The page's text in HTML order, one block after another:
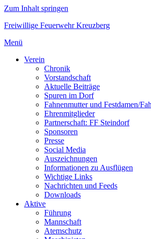
Zum Inhalt springen
Freiwillige Feuerwehr Kreuzberg
Menü
Verein
Chronik
Vorstandschaft
Aktuelle Beiträge
Spuren im Dorf
Fahnenmutter und Festdamen/
Ehrenmitglieder
Partnerschaft: FF Steindorf
Sponsoren
Presse
Social Media
Auszeichnungen
Informationen zu Ausflügen
Wichtige Links
Nachrichten und Feeds
Downloads
Aktive
Führung
Mannschaft
Atemschutz